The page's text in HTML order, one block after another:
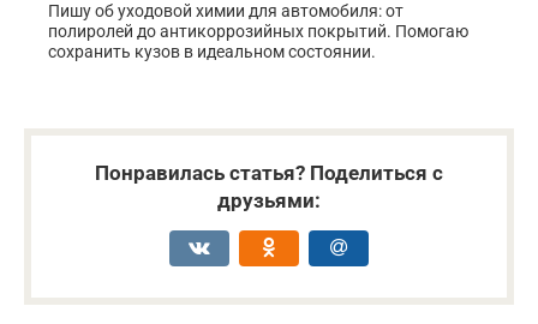
Пишу об уходовой химии для автомобиля: от
полиролей до антикоррозийных покрытий. Помогаю
сохранить кузов в идеальном состоянии.
Понравилась статья? Поделиться с
друзьями: